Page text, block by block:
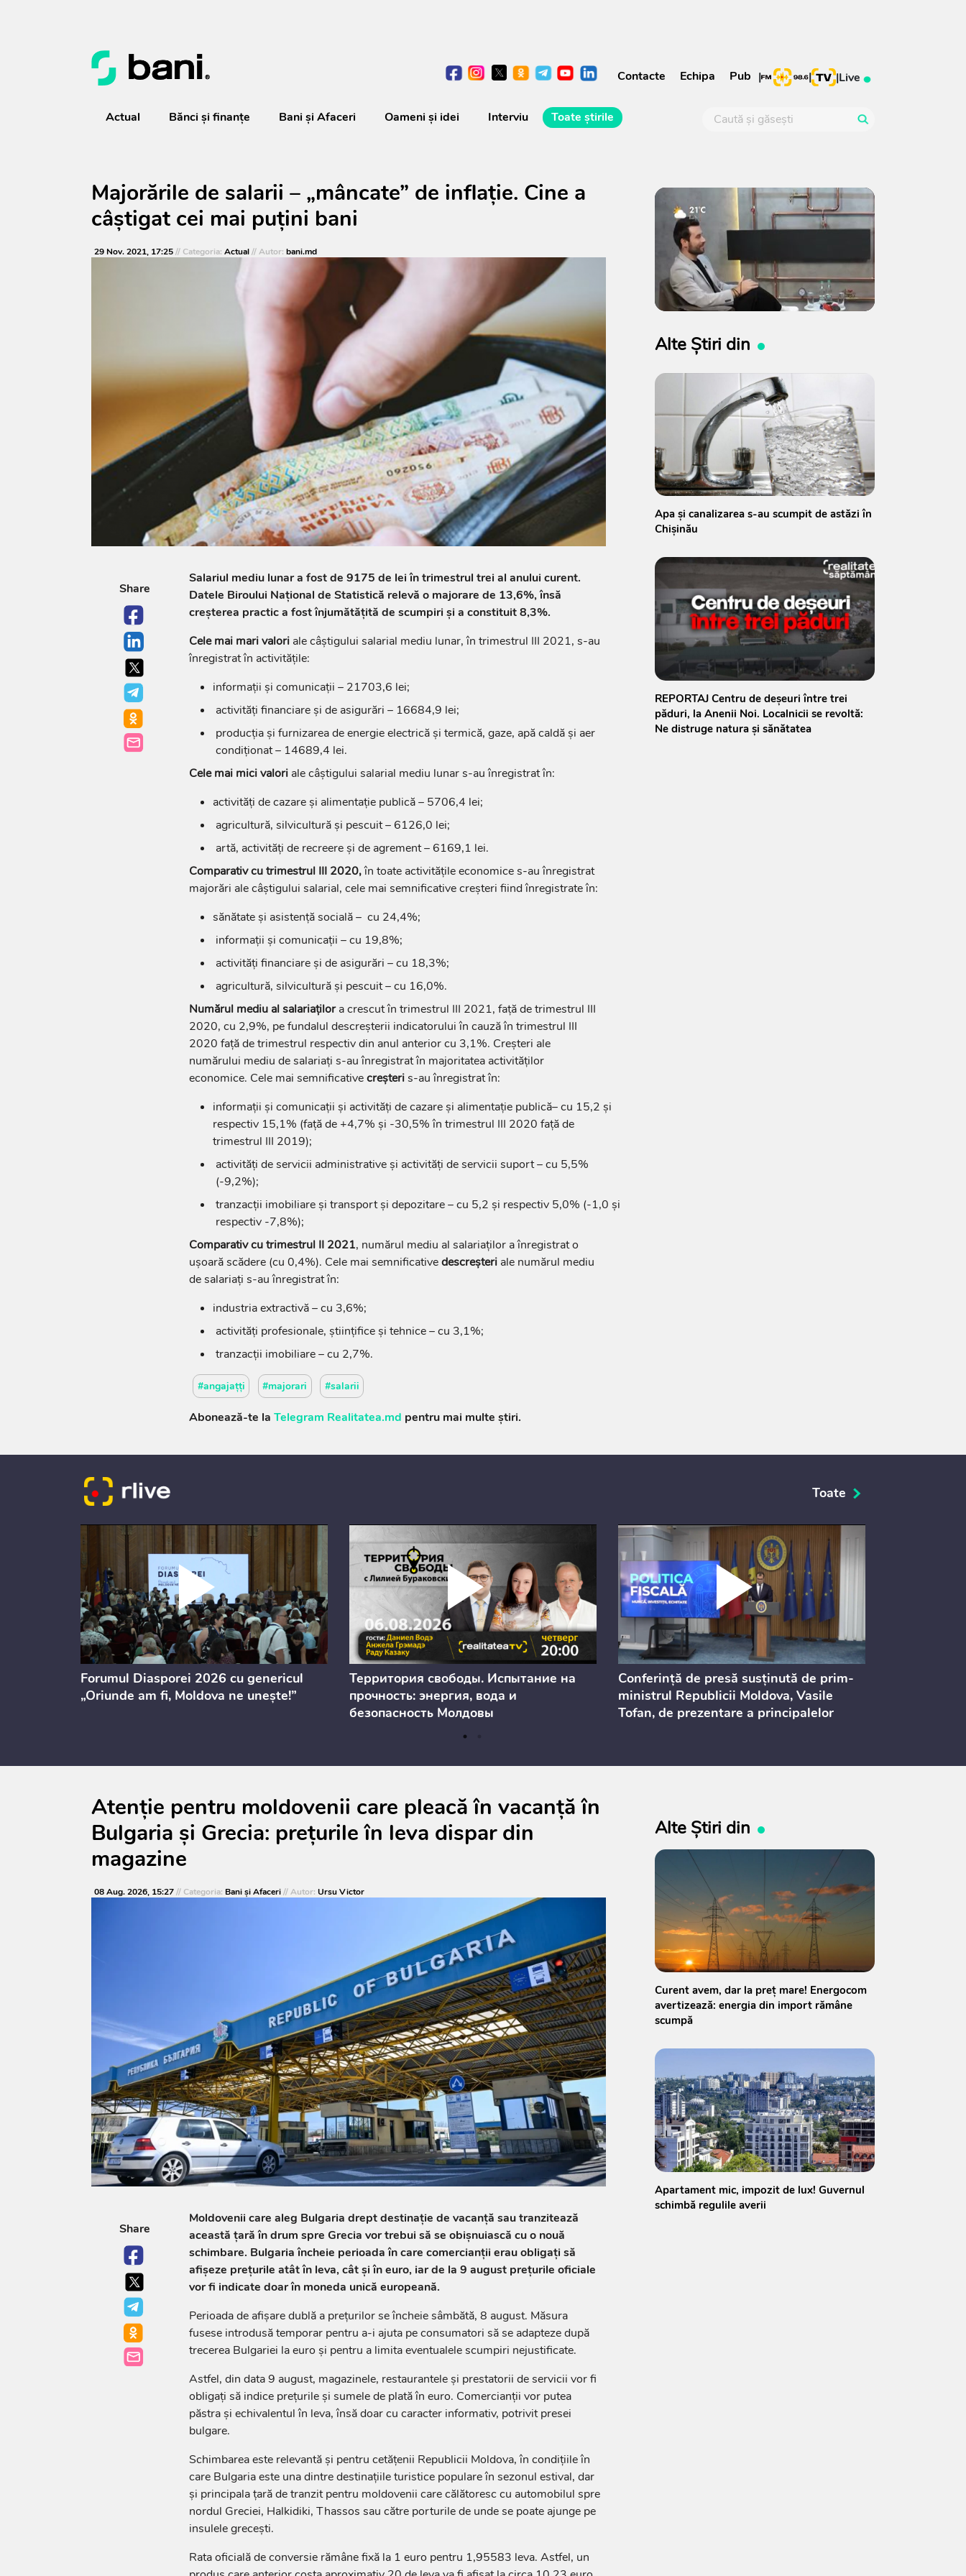
Contacte Echipa Pub | | |Live
Actual Bănci şi finanţe Bani și Afaceri Oameni şi idei Interviu Toate știrile
Majorările de salarii – „mâncate” de inflație. Cine a
câștigat cei mai puțini bani
29 Nov. 2021, 17:25// Categoria: Actual// Autor: bani.md
Share
Salariul mediu lunar a fost de 9175 de lei în trimestrul trei al anului curent.
Datele Biroului Național de Statistică relevă o majorare de 13,6%, însă
creșterea practic a fost înjumătățită de scumpiri și a constituit 8,3%.
Cele mai mari valoriale câștigului salarial mediu lunar, în trimestrul III 2021, s-au
înregistrat în activitățile:
informații și comunicații – 21703,6 lei;
activități financiare și de asigurări – 16684,9 lei;
producția și furnizarea de energie electrică și termică, gaze, apă caldă și aer
condiționat – 14689,4 lei.
Cele mai mici valoriale câștigului salarial mediu lunars-au înregistrat în:
activități de cazare și alimentație publică – 5706,4 lei;
agricultură, silvicultură și pescuit – 6126,0 lei;
artă, activități de recreere și de agrement – 6169,1 lei.
Comparativ cu trimestrul III 2020,în toate activitățile economice s-au înregistrat
majorări ale câștigului salarial, cele mai semnificative creșteri fiind înregistrate în:
sănătate și asistență socială – cu 24,4%;
informații și comunicații – cu 19,8%;
activități financiare și de asigurări – cu 18,3%;
agricultură, silvicultură și pescuit – cu 16,0%.
Numărul mediu al salariațilora crescut în trimestrul III 2021, față de trimestrul III
2020, cu 2,9%, pe fundalul descreșterii indicatorului în cauză în trimestrul III
2020 față de trimestrul respectiv din anul anterior cu 3,1%. Creșteri ale
numărului mediu de salariați s-au înregistrat în majoritatea activităților
economice. Cele mai semnificativecreșteris-au înregistrat în:
informații și comunicații și activități de cazare și alimentație publică– cu 15,2 și
respectiv 15,1% (față de +4,7% și -30,5% în trimestrul III 2020 față de
trimestrul III 2019);
activități de servicii administrative și activități de servicii suport – cu 5,5%
(-9,2%);
tranzacții imobiliare și transport și depozitare – cu 5,2 și respectiv 5,0% (-1,0 și
respectiv -7,8%);
Comparativ cu trimestrul II 2021, numărul mediu al salariaților a înregistrat o
ușoară scădere (cu 0,4%). Cele mai semnificativedescreșteriale numărul mediu
de salariați s-au înregistrat în:
industria extractivă – cu 3,6%;
activități profesionale, științifice și tehnice – cu 3,1%;
tranzacții imobiliare – cu 2,7%.
#angajațți #majorari #salarii
Abonează-te la Telegram Realitatea.md pentru mai multe știri.
Alte Știri din
Apa și canalizarea s-au scumpit de astăzi în
Chișinău
REPORTAJ Centru de deșeuri între trei
păduri, la Anenii Noi. Localnicii se revoltă:
Ne distruge natura și sănătatea
Toate
Forumul Diasporei 2026 cu genericul
„Oriunde am fi, Moldova ne unește!”
Территория свободы. Испытание на
прочность: энергия, вода и
безопасность Молдовы
Conferință de presă susținută de prim-
ministrul Republicii Moldova, Vasile
Tofan, de prezentare a principalelor
consultărilor publice
Atenție pentru moldovenii care pleacă în vacanță în
Bulgaria și Grecia: prețurile în leva dispar din
magazine
08 Aug. 2026, 15:27// Categoria: Bani și Afaceri// Autor: Ursu Victor
Share
Moldovenii care aleg Bulgaria drept destinație de vacanță sau tranzitează
această țară în drum spre Grecia vor trebui să se obișnuiască cu o nouă
schimbare. Bulgaria încheie perioada în care comercianții erau obligați să
afișeze prețurile atât în leva, cât și în euro, iar de la 9 august prețurile oficiale
vor fi indicate doar în moneda unică europeană.
Perioada de afișare dublă a prețurilor se încheie sâmbătă, 8 august. Măsura
fusese introdusă temporar pentru a-i ajuta pe consumatori să se adapteze după
trecerea Bulgariei la euro și pentru a limita eventualele scumpiri nejustificate.
Astfel, din data 9 august, magazinele, restaurantele și prestatorii de servicii vor fi
obligați să indice prețurile și sumele de plată în euro. Comercianții vor putea
păstra și echivalentul în leva, însă doar cu caracter informativ, potrivit presei
bulgare.
Schimbarea este relevantă și pentru cetățenii Republicii Moldova, în condițiile în
care Bulgaria este una dintre destinațiile turistice populare în sezonul estival, dar
și principala țară de tranzit pentru moldovenii care călătoresc cu automobilul spre
nordul Greciei, Halkidiki, Thassos sau către porturile de unde se poate ajunge pe
insulele grecești.
Rata oficială de conversie rămâne fixă la 1 euro pentru 1,95583 leva. Astfel, un
Alte Știri din
Curent avem, dar la preț mare! Energocom
avertizează: energia din import rămâne
scumpă
Apartament mic, impozit de lux! Guvernul
schimbă regulile averii